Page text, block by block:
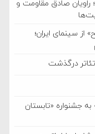
راویان صادق مقاومت و
سینمای ایران؛
درگذشت
به جشنواره «تابستان